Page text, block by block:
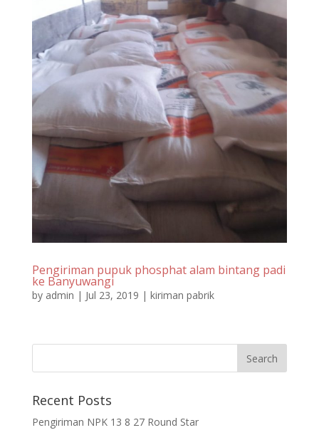
Pengiriman pupuk phosphat alam bintang padi
ke Banyuwangi
by admin | Jul 23, 2019 | kiriman pabrik
Recent Posts
Pengiriman NPK 13 8 27 Round Star